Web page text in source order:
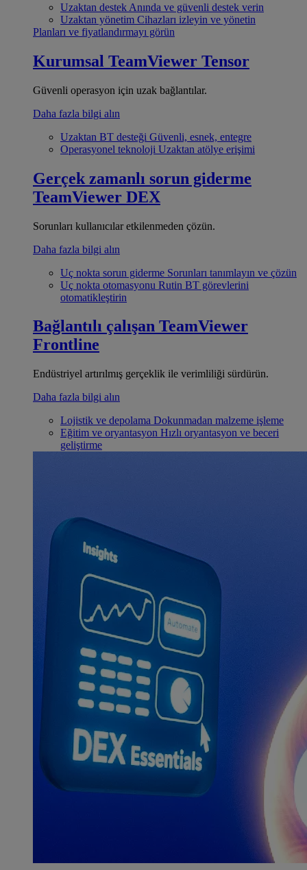
Uzaktan destek Anında ve güvenli destek verin
Uzaktan yönetim Cihazları izleyin ve yönetin
Planları ve fiyatlandırmayı görün
Kurumsal TeamViewer Tensor
Güvenli operasyon için uzak bağlantılar.
Daha fazla bilgi alın
Uzaktan BT desteği Güvenli, esnek, entegre
Operasyonel teknoloji Uzaktan atölye erişimi
Gerçek zamanlı sorun giderme
TeamViewer DEX
Sorunları kullanıcılar etkilenmeden çözün.
Daha fazla bilgi alın
Uç nokta sorun giderme Sorunları tanımlayın ve çözün
Uç nokta otomasyonu Rutin BT görevlerini
otomatikleştirin
Bağlantılı çalışan TeamViewer
Frontline
Endüstriyel artırılmış gerçeklik ile verimliliği sürdürün.
Daha fazla bilgi alın
Lojistik ve depolama Dokunmadan malzeme işleme
Eğitim ve oryantasyon Hızlı oryantasyon ve beceri
geliştirme